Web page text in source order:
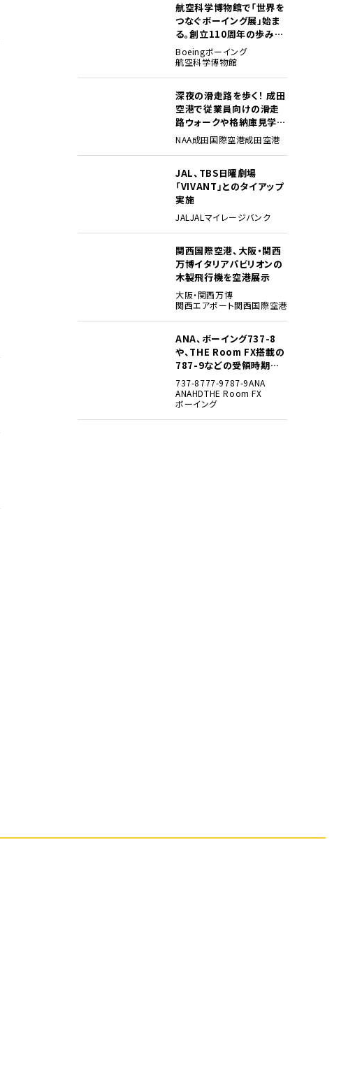
航空科学博物館で「世界を
つなぐボーイング展」始ま
る。創立110周年の歩みを
貴重な資料でたどる
Boeingボーイング
航空科学博物館
深夜の滑走路を歩く！ 成田
空港で従業員向けの滑走
路ウォークや格納庫見学イ
ベントを初開催
NAA成田国際空港成田空港
JAL、TBS日曜劇場
「VIVANT」とのタイアップ
実施
JAL JALマイレージバンク
関西国際空港、大阪・関西
万博イタリアパビリオンの
木製飛行機を空港展示
大阪・関西万博
関西エアポート関西国際空港
ANA、ボーイング737-8
や、THE Room FX搭載の
787-9などの受領時期見
込みを明らかに
737-8777-9787-9ANA
ANAHDTHE Room FX
ボーイング